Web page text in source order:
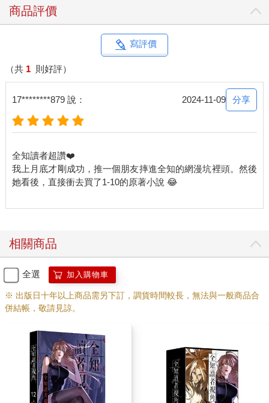
祂的身體開始傳送至某處。
［傳送結束。］
祂被送到一塊陌生的空地上，包含祂在內，還有數名星座都抵達
『什麼鬼，加百列，祢怎麼也來了？』
往周圍一看，只見附近聚集了數十名星座，多數人都和烏列爾一
樣好奇著究竟發生了什麼事。
不管管理局行事作風再怎麼霸道，也沒道理無緣無故召喚祂們。
是⋯⋯
『哎呀哎呀，這不是我們家小焰龍嗎？』
烏列爾三步併作兩步地衝上前去，一把勾住黑焰龍的頸子。
『是我，大天使姐姐啦。』
深淵的黑焰龍一邊高喊，一邊在烏列爾懷裡拚命掙扎。
看著眼前荒誕的場面，加百列不由得發出嘀咕。
『烏列爾，那傢伙隸屬於絕對惡陣營。』
『誰管他呢，反正伊甸都垮了，現在要和大家好好相處才行。』
經歷上一次神魔大戰，星雲伊甸可說是名存實亡。實力堅強的天
使大軍幾近全軍覆沒，目前還能活動的大天使只剩烏列爾和加百
烏列爾甩掉腦中苦澀思緒，再次觀察起周圍。
『那不是高麗第一劍嗎？』
禿頭義兵長、朝鮮第一術士、黃山伐的最後英雄，那群人顯然是
朝鮮半島的星座。此外，包含奧林帕斯在內，其他星雲的若干星
座也紛紛現身，甚至還見到了蘇利耶的身影。
烏列爾的眼珠四處轉動，目光越發忙碌。每當祂的眼中映照出一
商品評價
寫評價
（共 1 則好評）
17********879 說： 2024-11-09 分享
全知讀者超讚❤️
我上月底才剛成功，推一個朋友摔進全知的網漫坑裡頭。然後
她看後，直接衝去買了1-10的原著小說 😂
相關商品
全選 加入購物車
※ 出版日十年以上商品需另下訂，調貨時間較長，無法與一般商品合
併結帳，敬請見諒。